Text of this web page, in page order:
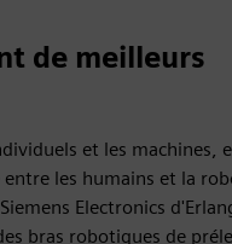
de meilleurs
et les machines,
les humains et la
Electronics
bras robotiques de